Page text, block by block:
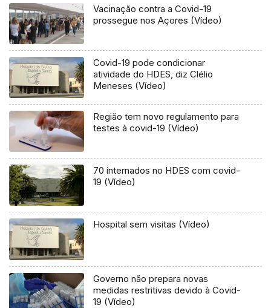
Vacinação contra a Covid-19
prossegue nos Açores (Vídeo)
Covid-19 pode condicionar
atividade do HDES, diz Clélio
Meneses (Vídeo)
Região tem novo regulamento para
testes à covid-19 (Vídeo)
70 internados no HDES com covid-
19 (Vídeo)
Hospital sem visitas (Vídeo)
Governo não prepara novas
medidas restritivas devido à Covid-
19 (Vídeo)